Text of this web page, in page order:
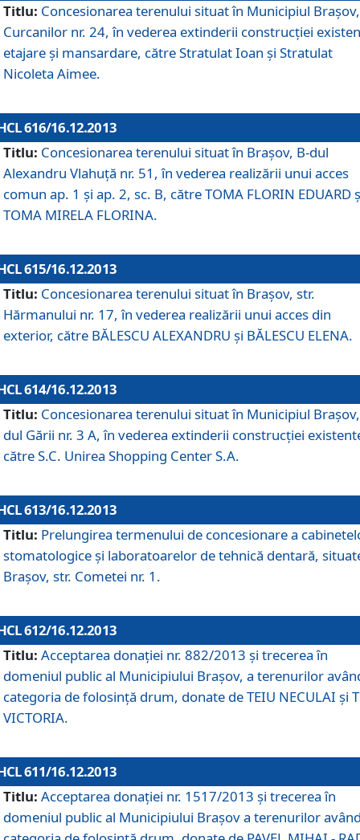
Titlu: Concesionarea terenului situat în Municipiul
Curcanilor nr. 24, în vederea extinderii construcţiei
etajare şi mansardare, către Stratulat Ioan şi Stratulat
Nicoleta Aimee.
616/16.12.2013
Titlu: Concesionarea terenului situat în Braşov, B-dul
Alexandru Vlahuţă nr. 51, în vederea realizării unui acces
comun ap. 1 şi ap. 2, sc. B, către TOMA FLORIN EDUARD
TOMA MIRELA FLORINA.
615/16.12.2013
Titlu: Concesionarea terenului situat în Braşov, str.
Hărmanului nr. 17, în vederea realizării unui acces din
exterior, către BĂLESCU ALEXANDRU şi BĂLESCU ELENA.
614/16.12.2013
Titlu: Concesionarea terenului situat în Municipiul
dul Gării nr. 3 A, în vederea extinderii construcţiei
către S.C. Unirea Shopping Center S.A.
613/16.12.2013
Titlu: Prelungirea termenului de concesionare a
stomatologice şi laboratoarelor de tehnică dentară,
Braşov, str. Cometei nr. 1.
612/16.12.2013
Titlu: Acceptarea donaţiei nr. 882/2013 şi trecerea în
domeniul public al Municipiului Braşov, a terenurilor
categoria de folosinţă drum, donate de TEIU NECULAI şi
VICTORIA.
611/16.12.2013
Titlu: Acceptarea donaţiei nr. 1517/2013 şi trecerea în
domeniul public al Municipiului Braşov a terenurilor